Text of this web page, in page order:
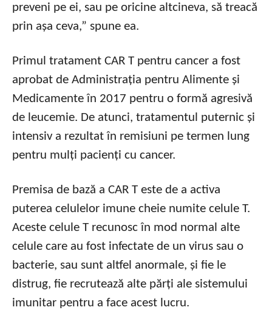
preveni pe ei, sau pe oricine altcineva, să treacă
prin așa ceva,” spune ea.
Primul tratament CAR T pentru cancer a fost
aprobat de Administrația pentru Alimente și
Medicamente în 2017 pentru o formă agresivă
de leucemie. De atunci, tratamentul puternic și
intensiv a rezultat în remisiuni pe termen lung
pentru mulți pacienți cu cancer.
Premisa de bază a CAR T este de a activa
puterea celulelor imune cheie numite celule T.
Aceste celule T recunosc în mod normal alte
celule care au fost infectate de un virus sau o
bacterie, sau sunt altfel anormale, și fie le
distrug, fie recrutează alte părți ale sistemului
imunitar pentru a face acest lucru.